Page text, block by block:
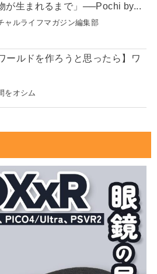
が生まれるまで」──Pochi by...
ャルライフマガジン編集部
ールドを作ろうと思ったら】ワ
をオシム